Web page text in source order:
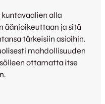
alla
äänioikeuttaan ja sitä
tärkeisiin asioihin.
mahdollisuuden
ottamatta itse